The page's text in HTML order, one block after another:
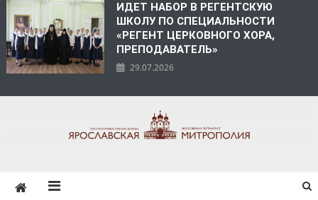
ИДЕТ НАБОР В РЕГЕНТСКУЮ
ШКОЛУ ПО СПЕЦИАЛЬНОСТИ
«РЕГЕНТ ЦЕРКОВНОГО ХОРА,
ПРЕПОДАВАТЕЛЬ»
29.07.2026